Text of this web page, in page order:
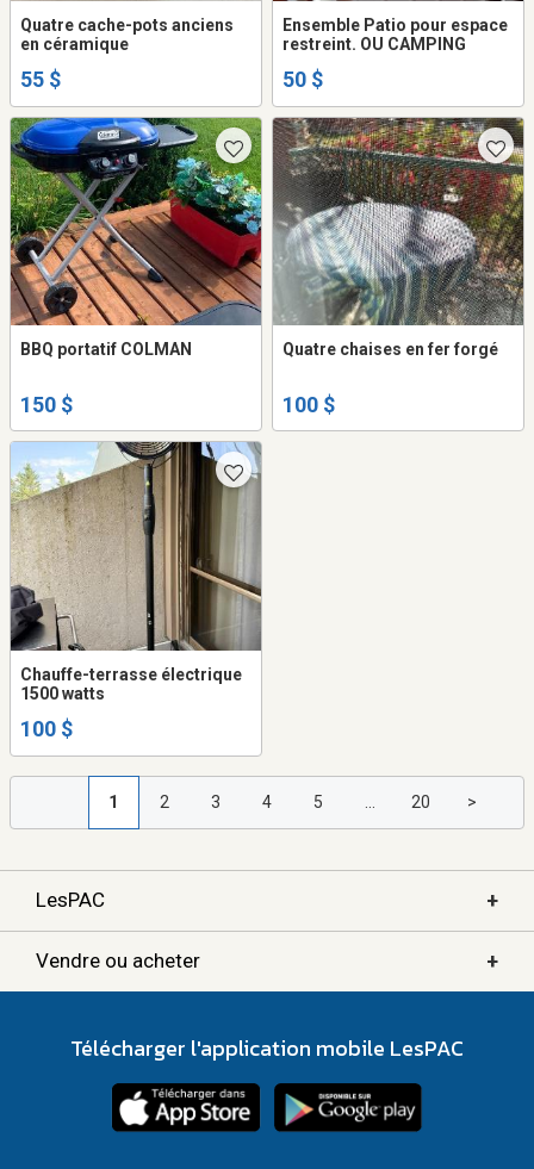
Quatre cache-pots anciens
en céramique
55 $
Ensemble Patio pour espace
restreint. OU CAMPING
50 $
BBQ portatif COLMAN
150 $
Quatre chaises en fer forgé
100 $
Chauffe-terrasse électrique
1500 watts
100 $
1 2 3 4 5 ... 20 >
LesPAC +
Vendre ou acheter +
Télécharger l'application mobile LesPAC